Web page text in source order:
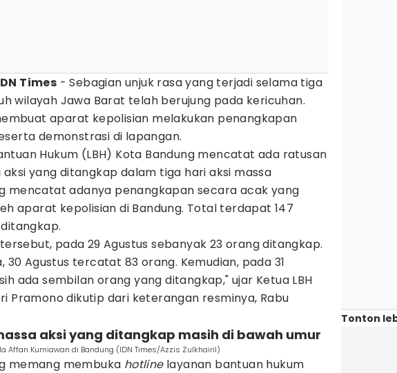
Times - Sebagian unjuk rasa yang terjadi selama tiga
wilayah Jawa Barat telah berujung pada kericuhan.
aparat kepolisian melakukan penangkapan
demonstrasi di lapangan.
Hukum (LBH) Kota Bandung mencatat ada ratusan
aksi yang ditangkap dalam tiga hari aksi massa
mencatat adanya penangkapan secara acak yang
aparat kepolisian di Bandung. Total terdapat 147
pada 29 Agustus sebanyak 23 orang ditangkap.
30 Agustus tercatat 83 orang. Kemudian, pada 31
ada sembilan orang yang ditangkap," ujar Ketua LBH
Pramono dikutip dari keterangan resminya, Rabu
aksi yang ditangkap masih di bawah umur
Affan Kurniawan di Bandung (IDN Times/Azzis Zulkhairil)
memang membuka hotlinelayanan bantuan hukum
Tonton